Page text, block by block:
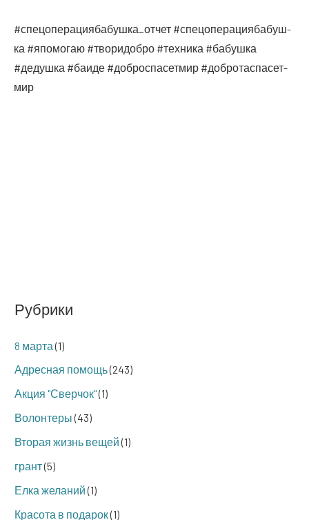
Рубрики
8 марта(1)
Адресная помощь(243)
Акция "Сверчок"(1)
Волонтеры(43)
Вторая жизнь вещей(1)
грант(5)
Елка желаний(1)
Красота в подарок(1)
#спецоперациябабушка_отчет #спе­цо­пе­ра­ци­я­ба­буш­
ка #япо­мо­гаю #тво­ри­доб­ро #тех­ни­ка #бабуш­ка
#дедуш­ка #баи­де #доб­ро­спа­сет­мир #доб­ро­тас­па­сет­
мир